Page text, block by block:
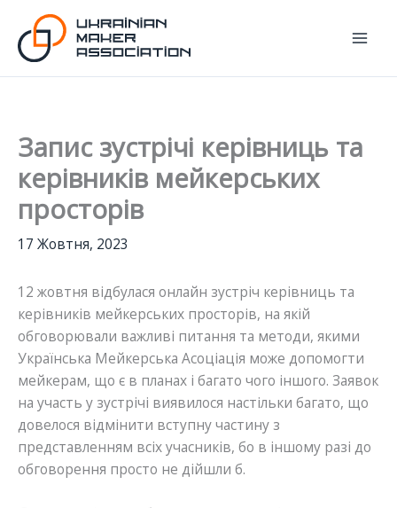
Перейти
вмісту
Запис зустрічі керівниць та
керівників мейкерських
просторів
17 Жовтня, 2023
12 жовтня відбулася онлайн зустріч керівниць та
керівників мейкерських просторів, на якій
обговорювали важливі питання та методи, якими
Українська Мейкерська Асоціація може допомогти
мейкерам, що є в планах і багато чого іншого. Заявок
на участь у зустрічі виявилося настільки багато, що
довелося відмінити вступну частину з
представленням всіх учасників, бо в іншому разі до
обговорення просто не дійшли б.